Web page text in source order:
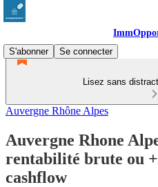
S'abonner
Se connecter
Lisez sans
Auvergne Rhône Alpes
Auvergne Rhone
rentabilité brute ou
cashflow